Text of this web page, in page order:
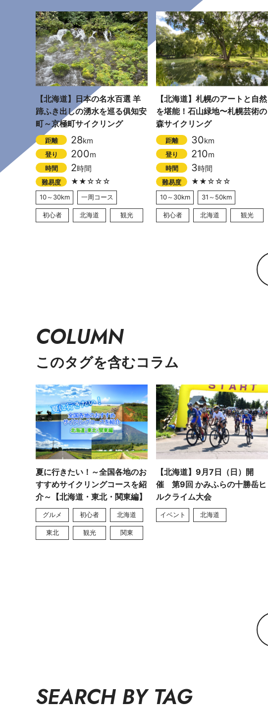
【北海道】日本の名水百選 羊
蹄ふき出しの湧水を巡る俱知安
町～京極町サイクリング
距離 28km
登り 200m
時間 2時間
難易度 ★★☆☆☆
10～30km 一周コース
初心者 北海道 観光
【北海道】札幌のアートと自然
を堪能！石山緑地〜札幌芸術の
森サイクリング
距離 30km
登り 210m
時間 3時間
難易度 ★★☆☆☆
10～30km 31～50km
初心者 北海道 観光
COLUMN
このタグを含むコラム
夏に行きたい！～全国各地のお
すすめサイクリングコースを紹
介～【北海道・東北・関東編】
グルメ 初心者 北海道
東北 観光 関東
【北海道】9月7日（日）開
催 第9回 かみふらの十勝岳ヒ
ルクライム大会
イベント 北海道
SEARCH BY TAG